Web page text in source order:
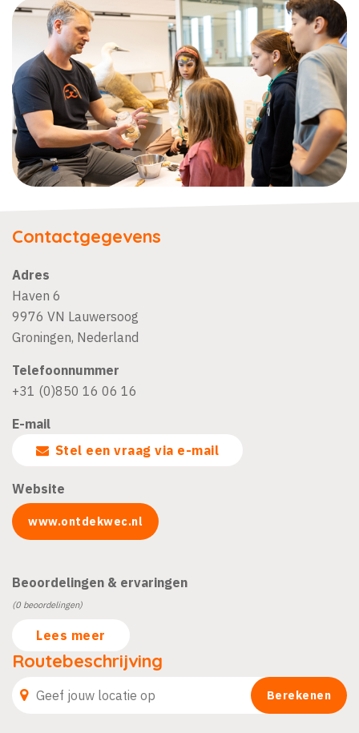
Contactgegevens
Adres
Haven 6
9976 VN Lauwersoog
Groningen, Nederland
Telefoonnummer
+31 (0)850 16 06 16
E-mail
Stel een vraag via e-mail
Website
www.ontdekwec.nl
Beoordelingen & ervaringen
(0 beoordelingen)
Lees meer
Routebeschrijving